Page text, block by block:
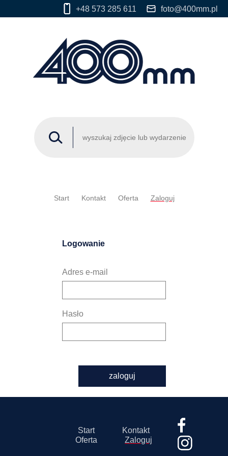
+48 573 285 611 foto@400mm.pl
Start Kontakt Oferta Zaloguj
Logowanie
Adres e-mail
Hasło
zaloguj
Start
Kontakt
Oferta
Zaloguj